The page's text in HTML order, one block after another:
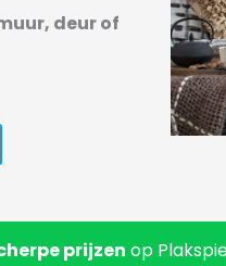
deur of
prijzen op